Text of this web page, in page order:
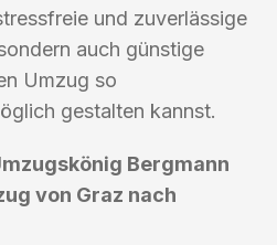
und zuverlässige
auch günstige
Umzug so
gestalten kannst.
Bergmann
von Graz nach